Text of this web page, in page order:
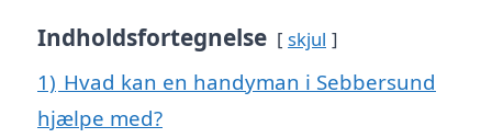
Indholdsfortegnelse skjul
1) Hvad kan en handyman i Sebbersund
hjælpe med?